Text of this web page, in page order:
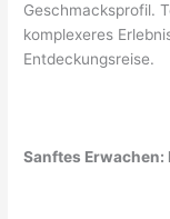
Geschmacksprofil.
komplexeres
Entdeckungsreise.
Sanftes Erwachen: